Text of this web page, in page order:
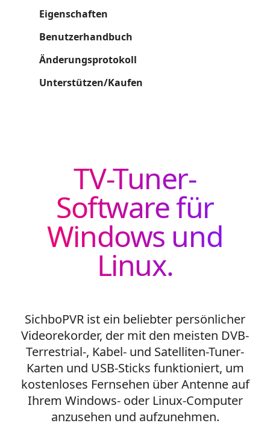
Eigenschaften
Benutzerhandbuch
Änderungsprotokoll
Unterstützen/Kaufen
TV-Tuner-
Software für
Windows und
Linux.
SichboPVR ist ein beliebter persönlicher
Videorekorder, der mit den meisten DVB-
Terrestrial-, Kabel- und Satelliten-Tuner-
Karten und USB-Sticks funktioniert, um
kostenloses Fernsehen über Antenne auf
Ihrem Windows- oder Linux-Computer
anzusehen und aufzunehmen.